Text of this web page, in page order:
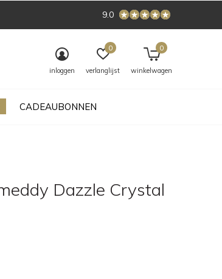
CADEAUBONNEN
inloggen verlanglijst
0
winkelwagen
0
9.0
Dazzle Crystal